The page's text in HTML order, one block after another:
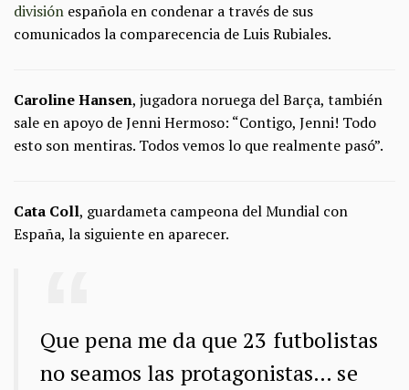
división española en condenar a través de sus
comunicados la comparecencia de Luis Rubiales.
Caroline Hansen, jugadora noruega del Barça, también
sale en apoyo de Jenni Hermoso: “Contigo, Jenni! Todo
esto son mentiras. Todos vemos lo que realmente pasó”.
Cata Coll, guardameta campeona del Mundial con
España, la siguiente en aparecer.
Que pena me da que 23 futbolistas
no seamos las protagonistas… se